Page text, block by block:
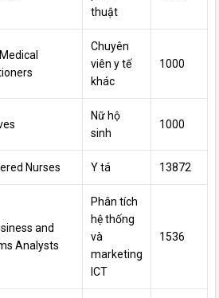
thuật
Chuyên
viên y tế
khác
1000
Nữ hộ
sinh
1000
Nurses Y tá 13872
and
Analysts
Phân tích
hệ thống
và
marketing
ICT
1536